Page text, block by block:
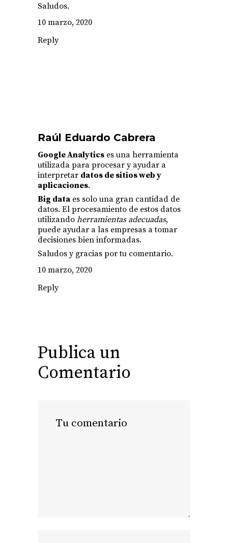
Saludos.
10 marzo, 2020
Reply
Raúl Eduardo Cabrera
Google Analytics es una herramienta
utilizada para procesar y ayudar a
interpretar datos de sitios web y
aplicaciones.
Big data es solo una gran cantidad de
datos. El procesamiento de estos datos
utilizando herramientas adecuadas,
puede ayudar a las empresas a tomar
decisiones bien informadas.
Saludos y gracias por tu comentario.
10 marzo, 2020
Reply
Publica un
Comentario